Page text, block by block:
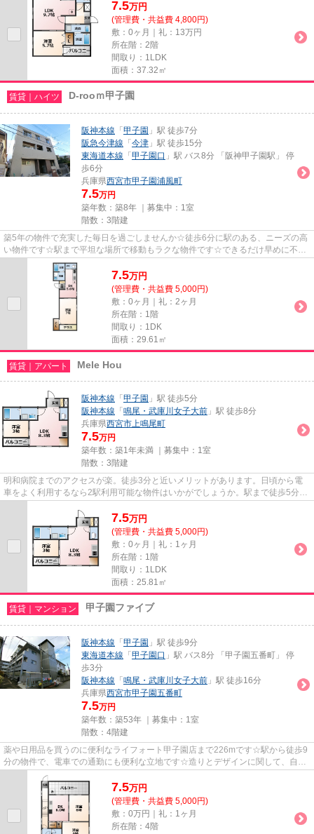
7.5万円
(管理費・共益費 4,800円)
敷：0ヶ月｜礼：13万円
所在階：2階
間取り：1LDK
面積：37.32㎡
賃貸｜ハイツ D-rooｍ甲子園
阪神本線 「 甲子園 」駅 徒歩7分
阪急今津線 「 今津 」駅 徒歩15分
東海道本線 「 甲子園口 」駅 バス8分 「阪神甲子園駅」 停
歩6分
兵庫県西宮市甲子園浦風町
7.5万円
築年数：築8年 ｜募集中： 1室
階数：3階建
築5年の物件で充実した毎日を過ごしませんか☆徒歩6分に駅のある、ニーズの高
い物件です☆駅まで平坦な場所で移動もラクな物件です☆できるだけ早めに不動
産情報を集めたい方は当社スタッ...
7.5万円
(管理費・共益費 5,000円)
敷：0ヶ月｜礼：2ヶ月
所在階：1階
間取り：1DK
面積：29.61㎡
賃貸｜アパート Mele Hou
阪神本線 「 甲子園 」駅 徒歩5分
阪神本線 「 鳴尾・武庫川女子大前 」駅 徒歩8分
兵庫県西宮市上鳴尾町
7.5万円
築年数：築1年未満 ｜募集中： 1室
階数：3階建
明和病院までのアクセスが楽。徒歩3分と近いメリットがあります。日頃から電
車をよく利用するなら2駅利用可能な物件はいかがでしょうか。駅まで徒歩5分の
7.5万円
(管理費・共益費 5,000円)
敷：0ヶ月｜礼：1ヶ月
所在階：1階
間取り：1LDK
面積：25.81㎡
賃貸｜マンション 甲子園ファイブ
阪神本線 「 甲子園 」駅 徒歩9分
東海道本線 「 甲子園口 」駅 バス8分 「甲子園五番町」 停
歩3分
阪神本線 「 鳴尾・武庫川女子大前 」駅 徒歩16分
兵庫県西宮市甲子園五番町
7.5万円
築年数：築53年 ｜募集中： 1室
階数：4階建
薬や日用品を買うのに便利なライフォート甲子園店まで226mです☆駅から徒歩9
分の物件で、電車での通勤にも便利な立地です☆造りとデザインに関して、自信
をもって情報を提供できるマンシ...
7.5万円
(管理費・共益費 5,000円)
敷：0万円｜礼：1ヶ月
所在階：4階